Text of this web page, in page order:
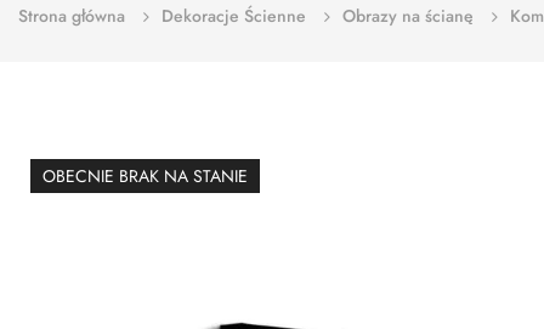
Strona główna Dekoracje Ścienne Obrazy na ścianę
OBECNIE BRAK NA STANIE